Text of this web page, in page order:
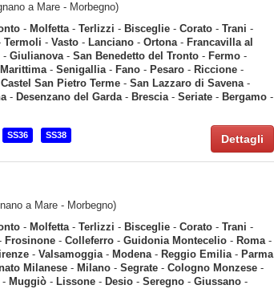
a Mare - Morbegno)
- Molfetta- Terlizzi - Bisceglie - Corato - Trani -
Termoli - Vasto - Lanciano - Ortona- Francavilla al
- Giulianova- San Benedetto del Tronto - Fermo -
- Senigallia- Fano - Pesaro - Riccione -
Castel San Pietro Terme - San Lazzaro di Savena-
- Desenzano del Garda- Brescia- Seriate - Bergamo -
SS36 SS38 Dettagli
a Mare - Morbegno)
- Molfetta- Terlizzi - Bisceglie - Corato - Trani -
Frosinone - Colleferro - Guidonia Montecelio - Roma-
- Valsamoggia- Modena- Reggio Emilia- Parma
Milanese - Milano - Segrate - Cologno Monzese -
- Muggiò - Lissone - Desio - Seregno - Giussano -